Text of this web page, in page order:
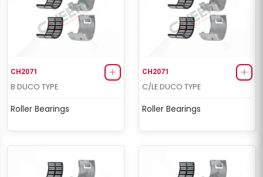
CH2071
B DUCO TYPE
Roller Bearings
CH2071
C/LE DUCO TYPE
Roller Bearings